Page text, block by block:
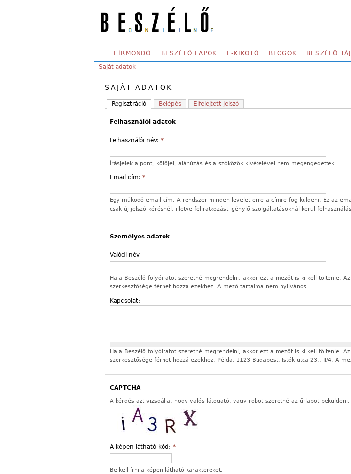
SECONDARY MENU
HÍRMONDÓ BESZÉLŐ LAPOK E-KIKÖTŐ BLOGOK BESZÉLŐ TÁJ
YOU ARE HERE:
Saját adatok
SAJÁT ADATOK
Regisztráció Belépés Elfelejtett jelszó
Felhasználói adatok
Felhasználói név: *
Írásjelek a pont, kötőjel, aláhúzás és a szóközök kivételével nem megengedettek.
Email cím: *
Egy működő email cím. A rendszer minden levelet erre a címre fog küldeni. Ez az
csak új jelszó kérésnél, illetve feliratkozást igénylő szolgáltatásoknál kerül
Személyes adatok
Valódi név:
Ha a Beszélő folyóiratot szeretné megrendelni, akkor ezt a mezőt is ki kell töltenie.
szerkesztősége férhet hozzá ezekhez. A mező tartalma nem nyilvános.
Kapcsolat:
Ha a Beszélő folyóiratot szeretné megrendelni, akkor ezt a mezőt is ki kell töltenie.
szerkesztősége férhet hozzá ezekhez. Példa: 1123-Budapest, Istók utca 23., II/4. A
CAPTCHA
A kérdés azt vizsgálja, hogy valós látogató, vagy robot szeretné az űrlapot beküldeni.
A képen látható kód: *
Be kell írni a képen látható karaktereket.